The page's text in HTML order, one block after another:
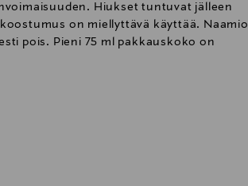
Hiukset tuntuvat jälleen
on miellyttävä käyttää. Naamio
pois. Pieni 75 ml pakkauskoko on